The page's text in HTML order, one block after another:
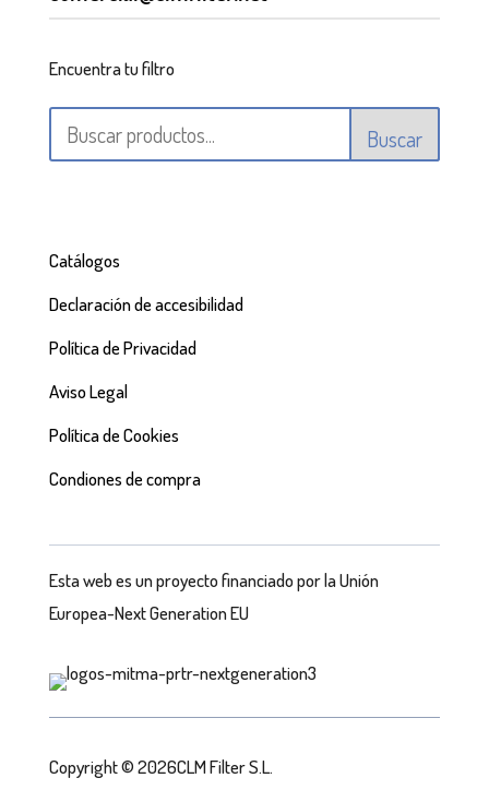
Encuentra tu filtro
Buscar
Catálogos
Declaración de accesibilidad
Política de Privacidad
Aviso Legal
Política de Cookies
Condiones de compra
Esta web es un proyecto financiado por la Unión
Europea-Next Generation EU
Copyright © 2026CLM Filter S.L.